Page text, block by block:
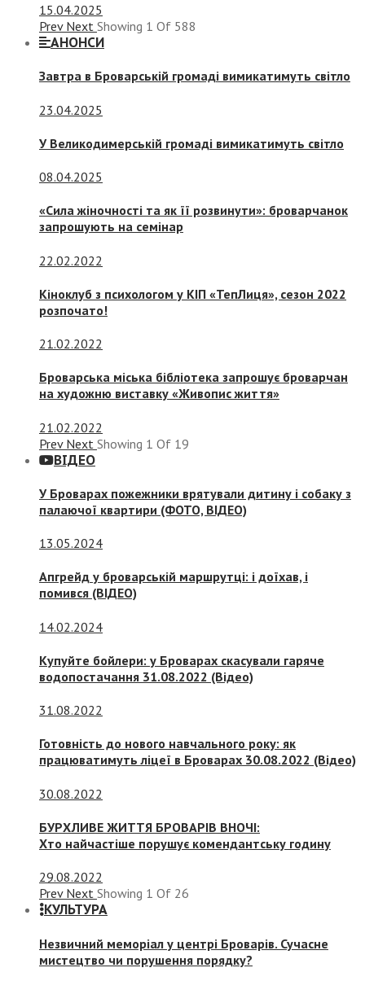
15.04.2025
Prev Next Showing 1 Of 588
АНОНСИ
Завтра в Броварській громаді вимикатимуть світло
23.04.2025
У Великодимерській громаді вимикатимуть світло
08.04.2025
«Сила жіночності та як її розвинути»: броварчанок
запрошують на семінар
22.02.2022
Кіноклуб з психологом у КІП «ТепЛиця», сезон 2022
розпочато!
21.02.2022
Броварська міська бібліотека запрошує броварчан
на художню виставку «Живопис життя»
21.02.2022
Prev Next Showing 1 Of 19
ВІДЕО
У Броварах пожежники врятували дитину і собаку з
палаючої квартири (ФОТО, ВІДЕО)
13.05.2024
Апгрейд у броварській маршрутці: і доїхав, і
помився (ВІДЕО)
14.02.2024
Купуйте бойлери: у Броварах скасували гаряче
водопостачання 31.08.2022 (Відео)
31.08.2022
Готовність до нового навчального року: як
працюватимуть ліцеї в Броварах 30.08.2022 (Відео)
30.08.2022
БУРХЛИВЕ ЖИТТЯ БРОВАРІВ ВНОЧІ:
Хто найчастіше порушує комендантську годину
29.08.2022
Prev Next Showing 1 Of 26
КУЛЬТУРА
Незвичний меморіал у центрі Броварів. Сучасне
мистецтво чи порушення порядку?